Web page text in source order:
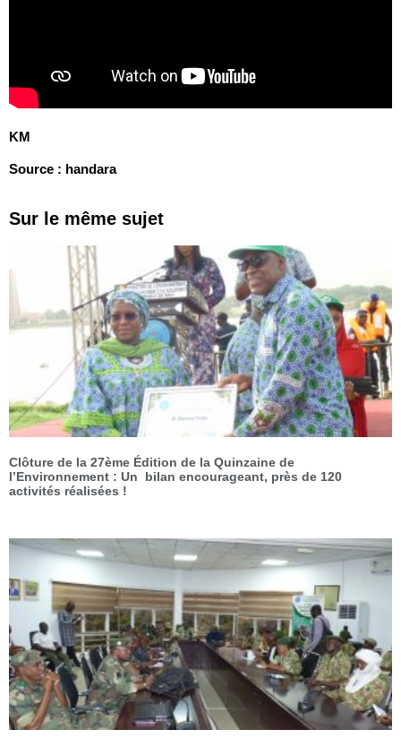
KM
Source : handara
Sur le même sujet
Clôture de la 27ème Édition de la Quinzaine de
l’Environnement : Un bilan encourageant, près de 120
activités réalisées !